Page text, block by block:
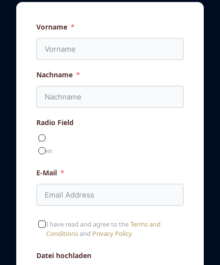
Vorname
Nachname
Radio Field
Ja
Nein
E-Mail
I have read and agree to theTerms and
Conditionsand Privacy Policy
Datei hochladen